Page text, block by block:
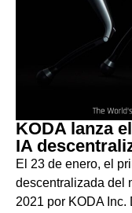
KODA lanza
IA
El 23 de enero, el
descentralizada del
2021 por KODA